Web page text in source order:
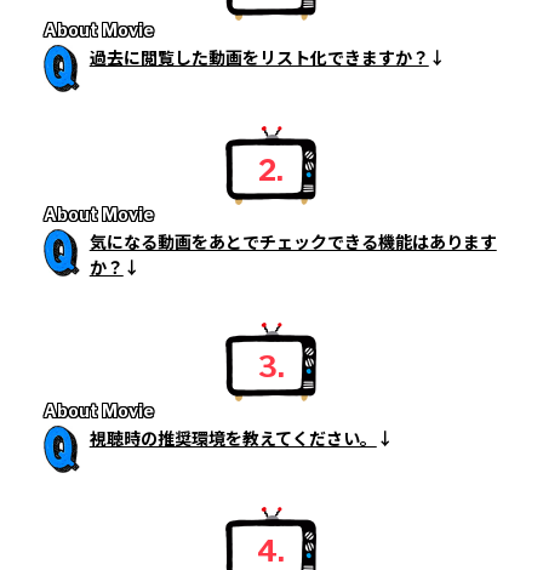
About Movie
過去に閲覧した動画をリスト化できますか？
2.
About Movie
気になる動画をあとでチェックできる機能はあります
か？
3.
About Movie
視聴時の推奨環境を教えてください。
4.